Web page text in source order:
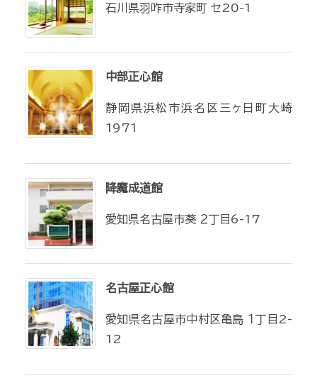
石川県羽咋市寺家町 セ20-1
中部正心館
静岡県浜松市浜名区三ヶ日町大崎
1971
降魔成道館
愛知県名古屋市葵 ２丁目6-17
名古屋正心館
愛知県名古屋市中村区亀島 １丁目2-
12